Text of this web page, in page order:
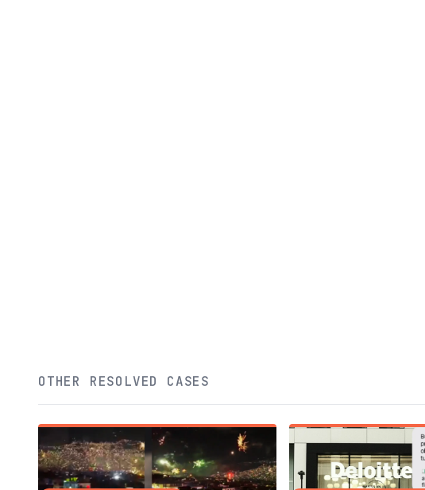
OTHER RESOLVED CASES